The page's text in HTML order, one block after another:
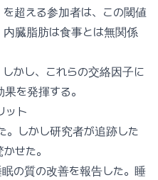
超える参加者は、この閾値
内臓脂肪は食事とは無関係
かし、これらの交絡因子に
を発揮する。
ット
。しかし研究者が追跡した
せた。
の質の改善を報告した。睡